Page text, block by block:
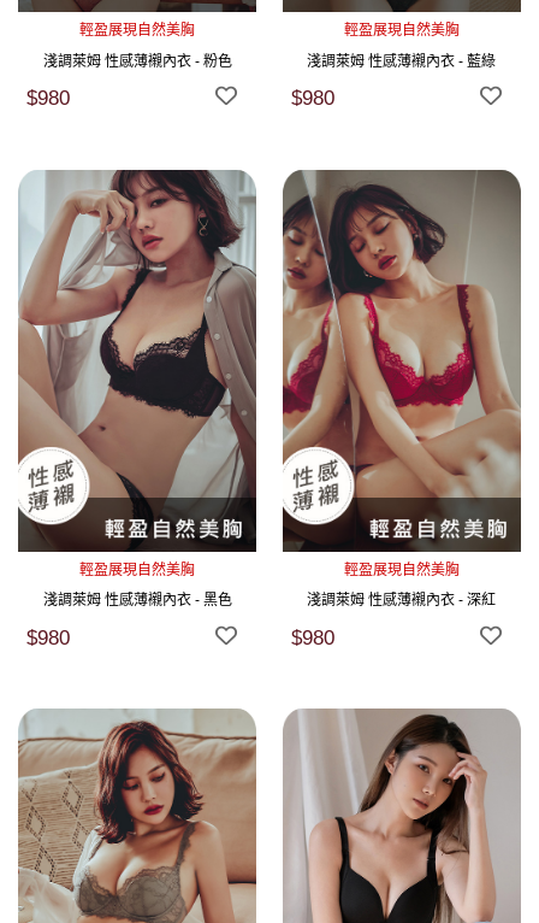
輕盈展現自然美胸
淺調萊姆 性感薄襯內衣 - 粉色
$980
輕盈展現自然美胸
淺調萊姆 性感薄襯內衣 - 藍綠
$980
輕盈展現自然美胸
淺調萊姆 性感薄襯內衣 - 黑色
$980
輕盈展現自然美胸
淺調萊姆 性感薄襯內衣 - 深紅
$980